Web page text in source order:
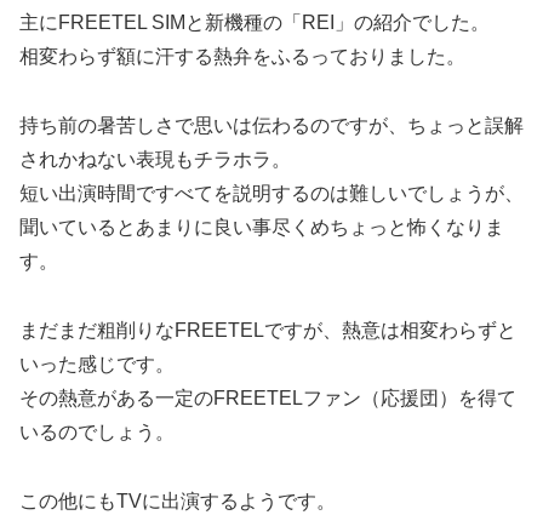
主にFREETEL SIMと新機種の「REI」の紹介でした。
相変わらず額に汗する熱弁をふるっておりました。
持ち前の暑苦しさで思いは伝わるのですが、ちょっと誤解
されかねない表現もチラホラ。
短い出演時間ですべてを説明するのは難しいでしょうが、
聞いているとあまりに良い事尽くめちょっと怖くなりま
す。
まだまだ粗削りなFREETELですが、熱意は相変わらずと
いった感じです。
その熱意がある一定のFREETELファン（応援団）を得て
いるのでしょう。
この他にもTVに出演するようです。